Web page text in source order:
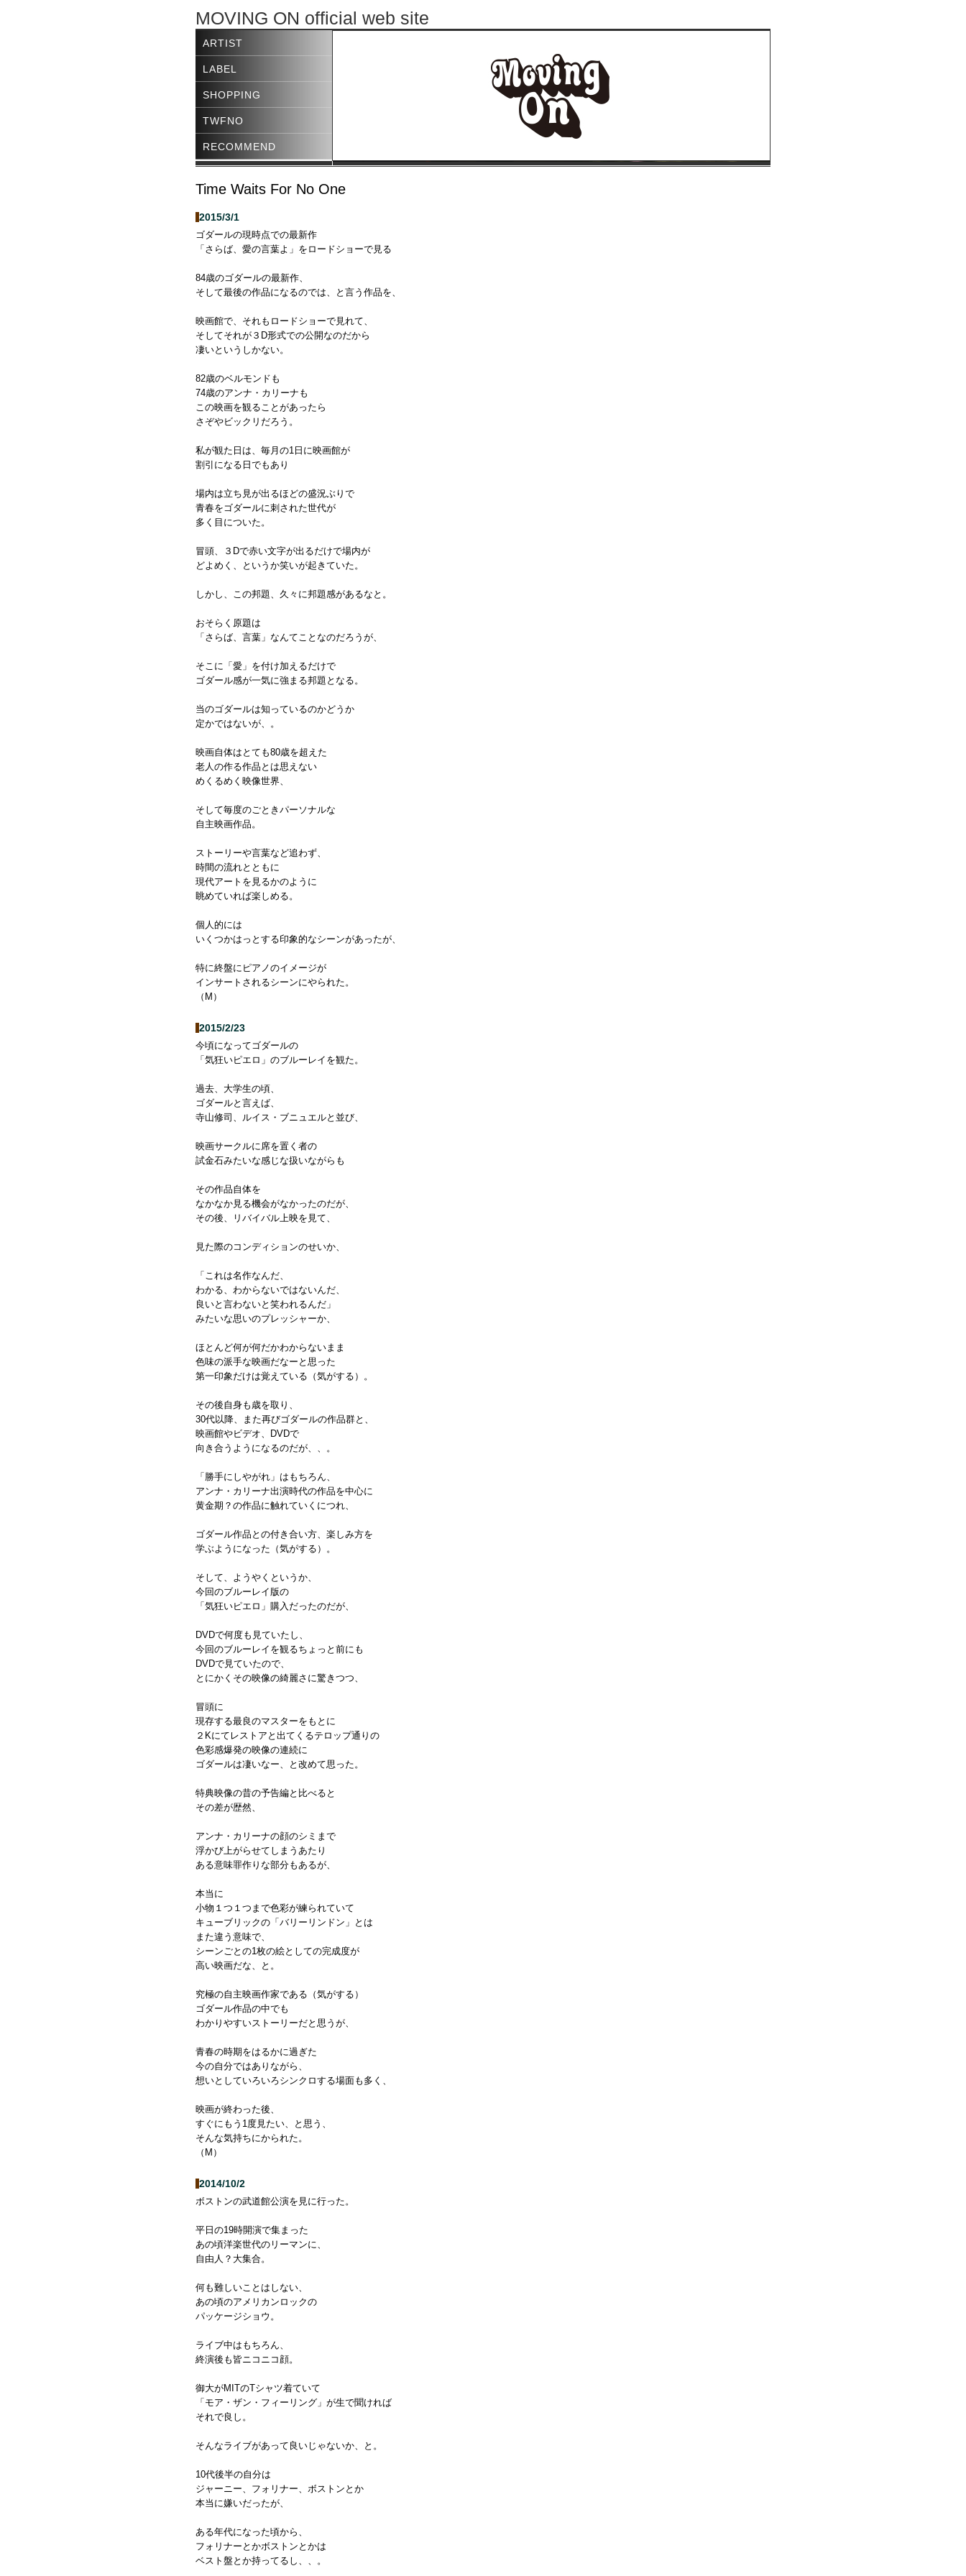
MOVING ON official web site
ARTIST
LABEL
SHOPPING
TWFNO
RECOMMEND
Time Waits For No One
2015/3/1
ゴダールの現時点での最新作
「さらば、愛の言葉よ」をロードショーで見る
84歳のゴダールの最新作、
そして最後の作品になるのでは、と言う作品を、
映画館で、それもロードショーで見れて、
そしてそれが３D形式での公開なのだから
凄いというしかない。
82歳のベルモンドも
74歳のアンナ・カリーナも
この映画を観ることがあったら
さぞやビックリだろう。
私が観た日は、毎月の1日に映画館が
割引になる日でもあり
場内は立ち見が出るほどの盛況ぶりで
青春をゴダールに刺された世代が
多く目についた。
冒頭、３Dで赤い文字が出るだけで場内が
どよめく、というか笑いが起きていた。
しかし、この邦題、久々に邦題感があるなと。
おそらく原題は
「さらば、言葉」なんてことなのだろうが、
そこに「愛」を付け加えるだけで
ゴダール感が一気に強まる邦題となる。
当のゴダールは知っているのかどうか
定かではないが、。
映画自体はとても80歳を超えた
老人の作る作品とは思えない
めくるめく映像世界、
そして毎度のごときパーソナルな
自主映画作品。
ストーリーや言葉など追わず、
時間の流れとともに
現代アートを見るかのように
眺めていれば楽しめる。
個人的には
いくつかはっとする印象的なシーンがあったが、
特に終盤にピアノのイメージが
インサートされるシーンにやられた。
（M）
2015/2/23
今頃になってゴダールの
「気狂いピエロ」のブルーレイを観た。
過去、大学生の頃、
ゴダールと言えば、
寺山修司、ルイス・ブニュエルと並び、
映画サークルに席を置く者の
試金石みたいな感じな扱いながらも
その作品自体を
なかなか見る機会がなかったのだが、
その後、リバイバル上映を見て、
見た際のコンディションのせいか、
「これは名作なんだ、
わかる、わからないではないんだ、
良いと言わないと笑われるんだ」
みたいな思いのプレッシャーか、
ほとんど何が何だかわからないまま
色味の派手な映画だなーと思った
第一印象だけは覚えている（気がする）。
その後自身も歳を取り、
30代以降、また再びゴダールの作品群と、
映画館やビデオ、DVDで
向き合うようになるのだが、、。
「勝手にしやがれ」はもちろん、
アンナ・カリーナ出演時代の作品を中心に
黄金期？の作品に触れていくにつれ、
ゴダール作品との付き合い方、楽しみ方を
学ぶようになった（気がする）。
そして、ようやくというか、
今回のブルーレイ版の
「気狂いピエロ」購入だったのだが、
DVDで何度も見ていたし、
今回のブルーレイを観るちょっと前にも
DVDで見ていたので、
とにかくその映像の綺麗さに驚きつつ、
冒頭に
現存する最良のマスターをもとに
２Kにてレストアと出てくるテロップ通りの
色彩感爆発の映像の連続に
ゴダールは凄いなー、と改めて思った。
特典映像の昔の予告編と比べると
その差が歴然、
アンナ・カリーナの顔のシミまで
浮かび上がらせてしまうあたり
ある意味罪作りな部分もあるが、
本当に
小物１つ１つまで色彩が練られていて
キューブリックの「バリーリンドン」とは
また違う意味で、
シーンごとの1枚の絵としての完成度が
高い映画だな、と。
究極の自主映画作家である（気がする）
ゴダール作品の中でも
わかりやすいストーリーだと思うが、
青春の時期をはるかに過ぎた
今の自分ではありながら、
想いとしていろいろシンクロする場面も多く、
映画が終わった後、
すぐにもう1度見たい、と思う、
そんな気持ちにかられた。
（M）
2014/10/2
ボストンの武道館公演を見に行った。
平日の19時開演で集まった
あの頃洋楽世代のリーマンに、
自由人？大集合。
何も難しいことはしない、
あの頃のアメリカンロックの
パッケージショウ。
ライブ中はもちろん、
終演後も皆ニコニコ顔。
御大がMITのTシャツ着ていて
「モア・ザン・フィーリング」が生で聞ければ
それで良し。
そんなライブがあって良いじゃないか、と。
10代後半の自分は
ジャーニー、フォリナー、ボストンとか
本当に嫌いだったが、
ある年代になった頃から、
フォリナーとかボストンとかは
ベスト盤とか持ってるし、、。